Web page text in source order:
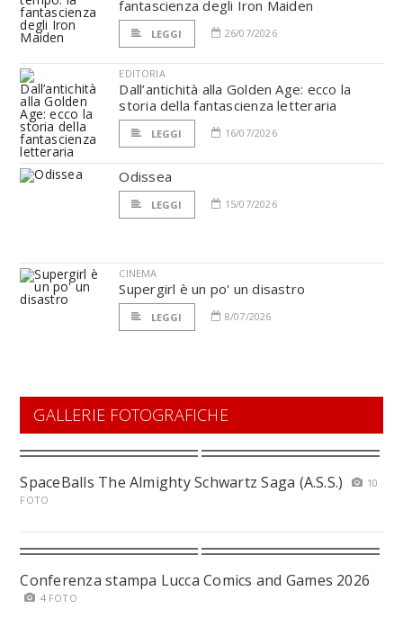
fantascienza degli Iron Maiden
LEGGI 26/07/2026
EDITORIA
Dall’antichità alla Golden Age: ecco la
storia della fantascienza letteraria
LEGGI 16/07/2026
Odissea
LEGGI 15/07/2026
CINEMA
Supergirl è un po' un disastro
LEGGI 8/07/2026
GALLERIE FOTOGRAFICHE
SpaceBalls The Almighty Schwartz Saga (A.S.S.)
10
FOTO
Conferenza stampa Lucca Comics and Games 2026
4 FOTO